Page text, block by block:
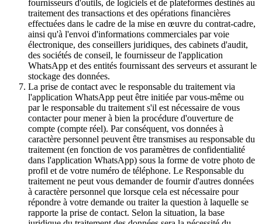
fournisseurs d'outils, de logiciels et de plateformes destinés au
traitement des transactions et des opérations financières
effectuées dans le cadre de la mise en œuvre du contrat-cadre,
ainsi qu'à l'envoi d'informations commerciales par voie
électronique, des conseillers juridiques, des cabinets d'audit,
des sociétés de conseil, le fournisseur de l'application
WhatsApp et des entités fournissant des serveurs et assurant le
stockage des données.
La prise de contact avec le responsable du traitement via
l'application WhatsApp peut être initiée par vous-même ou
par le responsable du traitement s'il est nécessaire de vous
contacter pour mener à bien la procédure d'ouverture de
compte (compte réel). Par conséquent, vos données à
caractère personnel peuvent être transmises au responsable du
traitement (en fonction de vos paramètres de confidentialité
dans l'application WhatsApp) sous la forme de votre photo de
profil et de votre numéro de téléphone. Le Responsable du
traitement ne peut vous demander de fournir d'autres données
à caractère personnel que lorsque cela est nécessaire pour
répondre à votre demande ou traiter la question à laquelle se
rapporte la prise de contact. Selon la situation, la base